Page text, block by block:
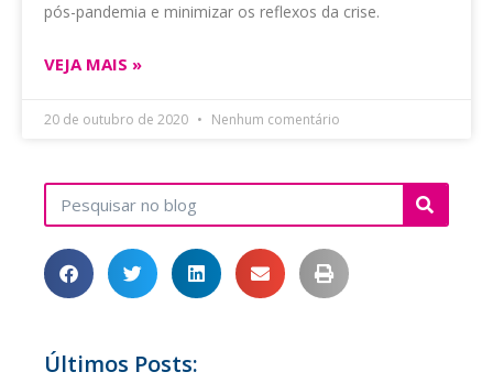
pós-pandemia e minimizar os reflexos da crise.
VEJA MAIS »
20 de outubro de 2020 Nenhum comentário
Últimos Posts: